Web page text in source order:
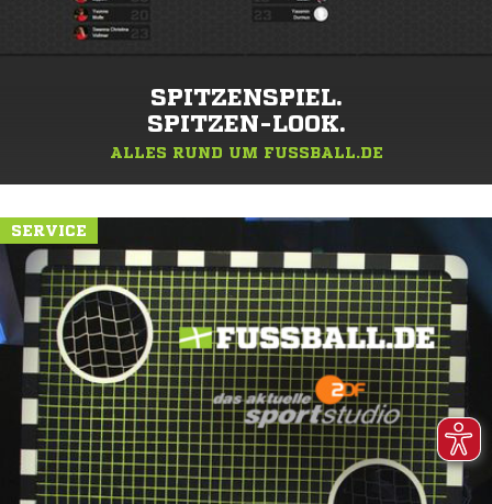
SPITZENSPIEL.
SPITZEN-LOOK.
ALLES RUND UM FUSSBALL.DE
SERVICE